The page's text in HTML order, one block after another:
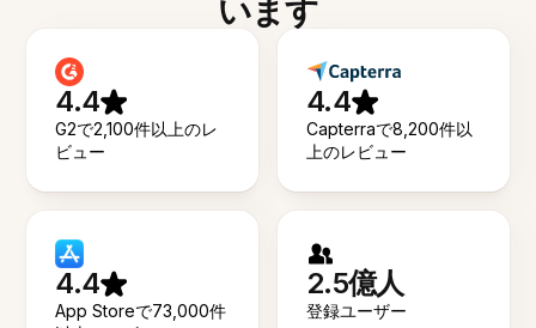
います
4.4
G2で2,100件以上のレ
ビュー
4.4
Capterraで8,200件以
上のレビュー
4.4
App Storeで73,000件
2.5億人
登録ユーザー